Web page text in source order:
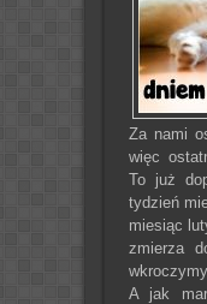
Za nami
więc
To już
tydzień
miesiąc
zmierza
A jak